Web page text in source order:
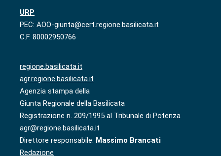
URP
PEC: AOO-giunta@cert.regione.basilicata.it
C.F. 80002950766
regione.basilicata.it
agr.regione.basilicata.it
Agenzia stampa della
Giunta Regionale della Basilicata
Registrazione n. 209/1995 al Tribunale di Potenza
agr@regione.basilicata.it
Direttore responsabile: Massimo Brancati
Redazione